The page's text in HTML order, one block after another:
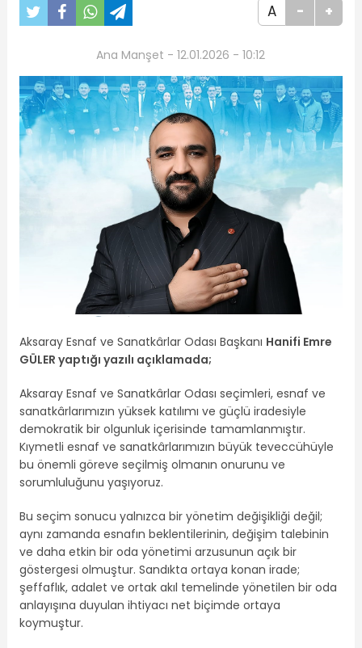
A - +
Ana Manşet - 12.01.2026 - 10:12
Aksaray Esnaf ve Sanatkârlar Odası Başkanı Hanifi Emre
GÜLER yaptığı yazılı açıklamada;
Aksaray Esnaf ve Sanatkârlar Odası seçimleri, esnaf ve
sanatkârlarımızın yüksek katılımı ve güçlü iradesiyle
demokratik bir olgunluk içerisinde tamamlanmıştır.
Kıymetli esnaf ve sanatkârlarımızın büyük teveccühüyle
bu önemli göreve seçilmiş olmanın onurunu ve
sorumluluğunu yaşıyoruz.
Bu seçim sonucu yalnızca bir yönetim değişikliği değil;
aynı zamanda esnafın beklentilerinin, değişim talebinin
ve daha etkin bir oda yönetimi arzusunun açık bir
göstergesi olmuştur. Sandıkta ortaya konan irade;
şeffaflık, adalet ve ortak akıl temelinde yönetilen bir oda
anlayışına duyulan ihtiyacı net biçimde ortaya
koymuştur.